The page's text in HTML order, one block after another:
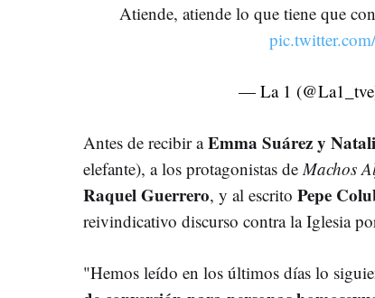
Atiende, atiende lo que tiene que
— La 1
Antes de recibir aEmma Suárez y
elefante), a los protagonistas de Machos
Raquel Guerrero, y al escrito Pepe
reivindicativo discurso contra la Iglesia
"Hemos leído en los últimos días lo